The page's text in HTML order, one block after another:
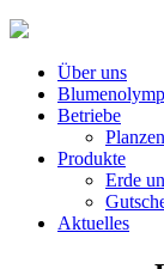
Über uns
Betriebe
Produkte
Erde
Aktuelles